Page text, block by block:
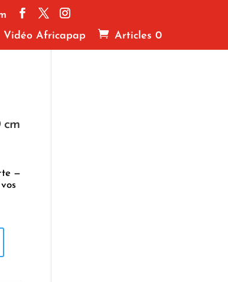
Vidéo Africapap Articles 0
cm
—